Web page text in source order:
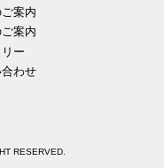
ご案内
案内
ー
わせ
RESERVED.